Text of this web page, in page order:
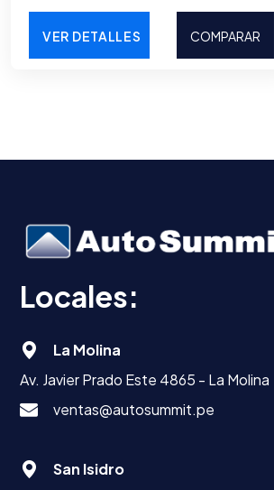
VER DETALLES COMPARAR
Locales:
La Molina
Av. Javier Prado Este 4865 - La Molina
ventas@autosummit.pe
San Isidro